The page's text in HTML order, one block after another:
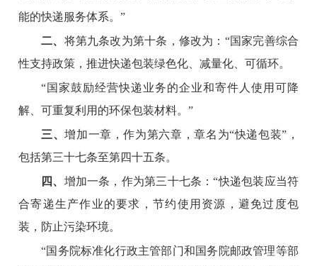
能的快递服务体系。”
二、 将第九条改为第十条，修改为：“国家完善综合
性支持政策，推进快递包装绿色化、减量化、可循环。
“国家鼓励经营快递业务的企业和寄件人使用可降
解、可重复利用的环保包装材料。”
三、增加一章，作为第六章，章名为“快递包装”，
包括第三十七条至第四十五条。
四、 增加一条，作为第三十七条：“快递包装应当符
合寄递生产作业的要求，节约使用资源，避免过度包
装，防止污染环境。
“国务院标准化行政主管部门和国务院邮政管理等部